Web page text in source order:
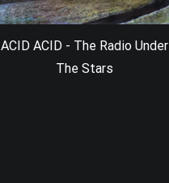
ACID ACID - The Radio Under
The Stars